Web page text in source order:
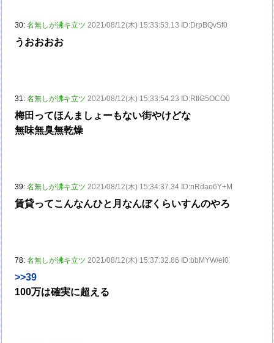
30:名無しが沸キ立ツ 2021/08/12(木) 15:33:53.13 ID:DrpBQvSf0
うおおおお
31:名無しが沸キ立ツ 2021/08/12(木) 15:33:54.23 ID:RtlG5OCO0
梅田ってほんましょーもない街やけどな
無味無臭無乾燥
39:名無しが沸キ立ツ 2021/08/12(木) 15:34:37.34 ID:nRdao6Y+M
賃貸ってこんなんひと月なんぼくらいすんのやろ
78:名無しが沸キ立ツ 2021/08/12(木) 15:37:32.86 ID:bbMYW/ei0
>>39
100万は確実に超える